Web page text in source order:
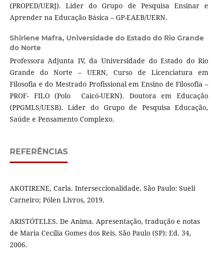
(PROPED/UERJ). Líder do Grupo de Pesquisa Ensinar e
Aprender na Educação Básica – GP-EAEB/UERN.
Shirlene Mafra, Universidade do Estado do Rio Grande
do Norte
Professora Adjunta IV, da Universidade do Estado do Rio
Grande do Norte – UERN, Curso de Licenciatura em
Filosofia e do Mestrado Profissional em Ensino de Filosofia –
PROF- FILO (Polo Caicó-UERN). Doutora em Educação
(PPGMLS/UESB). Líder do Grupo de Pesquisa Educação,
Saúde e Pensamento Complexo.
REFERÊNCIAS
AKOTIRENE, Carla. Interseccionalidade. São Paulo: Sueli
Carneiro; Pólen Livros, 2019.
ARISTÓTELES. De Anima. Apresentação, tradução e notas
de Maria Cecília Gomes dos Reis. São Paulo (SP): Ed. 34,
2006.